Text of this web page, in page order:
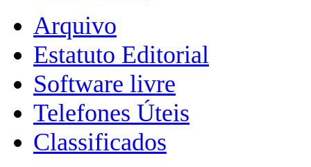
Arquivo
Estatuto Editorial
Software livre
Telefones Úteis
Classificados